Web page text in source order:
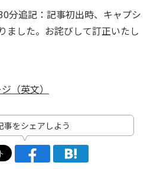
分追記：記事初出時、キャプシ
ました。お詫びして訂正いたし
（英文）
事をシェアしよう